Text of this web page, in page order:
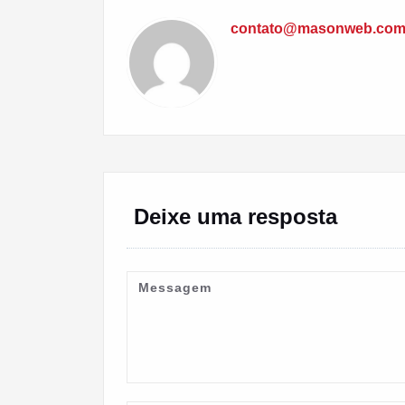
Deixe uma resposta